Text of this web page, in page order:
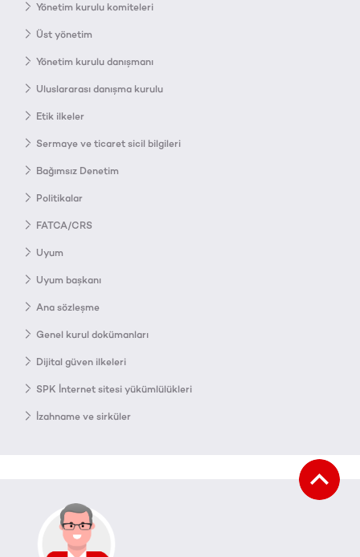
Yönetim kurulu komiteleri
Üst yönetim
Yönetim kurulu danışmanı
Uluslararası danışma kurulu
Etik ilkeler
Sermaye ve ticaret sicil bilgileri
Bağımsız Denetim
Politikalar
FATCA/CRS
Uyum
Uyum başkanı
Ana sözleşme
Genel kurul dokümanları
Dijital güven ilkeleri
SPK İnternet sitesi yükümlülükleri
İzahname ve sirküler